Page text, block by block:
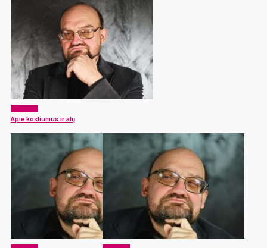
Apie kostiumus ir alų